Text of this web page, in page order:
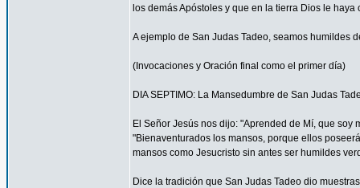
los demás Apóstoles y que en la tierra Dios le
A ejemplo de San Judas Tadeo, seamos humildes
(Invocaciones y Oración final como el primer día)
DIA SEPTIMO: La Mansedumbre de San Judas
El Señor Jesús nos dijo: "Aprended de Mí, que
"Bienaventurados los mansos, porque ellos
mansos como Jesucristo sin antes ser humildes
Dice la tradición que San Judas Tadeo dio